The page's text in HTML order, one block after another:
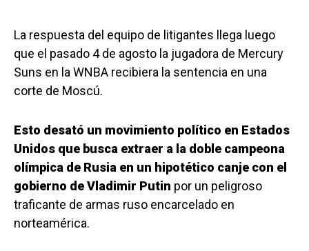
La respuesta del equipo de litigantes llega luego
que el pasado 4 de agosto la jugadora de Mercury
Suns en la WNBA recibiera la sentencia en una
corte de Moscú.
Esto desató un movimiento político en Estados
Unidos que busca extraer a la doble campeona
olímpica de Rusia en un hipotético canje con el
gobierno de Vladimir Putin por un peligroso
traficante de armas ruso encarcelado en
norteamérica.